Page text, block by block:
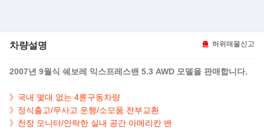
차량설명 허위매물신고
2007년 9월식 쉐보레 익스프레스밴 5.3 AWD 모델을 판매합니다.
》국내 몇대 없는 4륜구동차량
》정식출고/무사고 운행/소모품 전부교환
》천장 모니터/안락한 실내 공간 아메리칸 밴